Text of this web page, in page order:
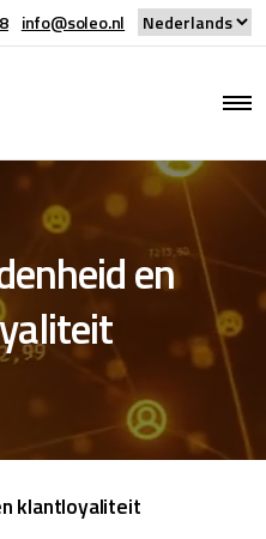
info@soleo.nl
en
klantloyaliteit